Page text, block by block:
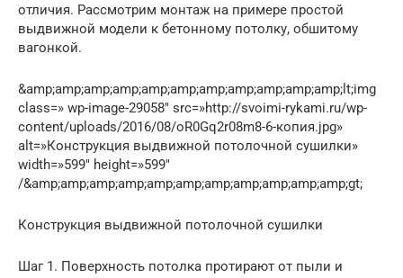
отличия. Рассмотрим монтаж на примере простой
выдвижной модели к бетонному потолку, обшитому
вагонкой.
&amp;amp;amp;amp;amp;amp;amp;amp;amp;amp;amp;lt;img
class=» wp-image-29058″ src=»http://svoimi-rykami.ru/wp-
content/uploads/2016/08/oR0Gq2r08m8-6-копия.jpg»
alt=»Конструкция выдвижной потолочной сушилки»
width=»599″ height=»599″
/&amp;amp;amp;amp;amp;amp;amp;amp;amp;amp;amp;gt;
Конструкция выдвижной потолочной сушилки
Шаг 1. Поверхность потолка протирают от пыли и